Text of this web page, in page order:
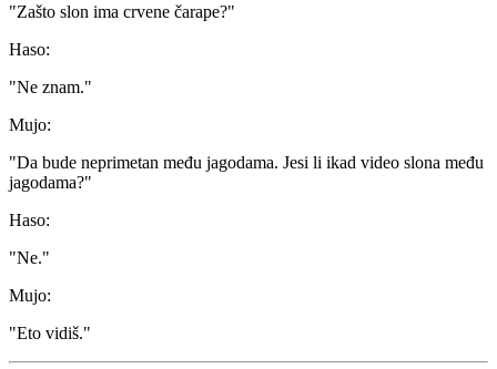
"Zašto slon ima crvene čarape?"
Haso:
"Ne znam."
Mujo:
"Da bude neprimetan među jagodama. Jesi li ikad video slona među
jagodama?"
Haso:
"Ne."
Mujo:
"Eto vidiš."